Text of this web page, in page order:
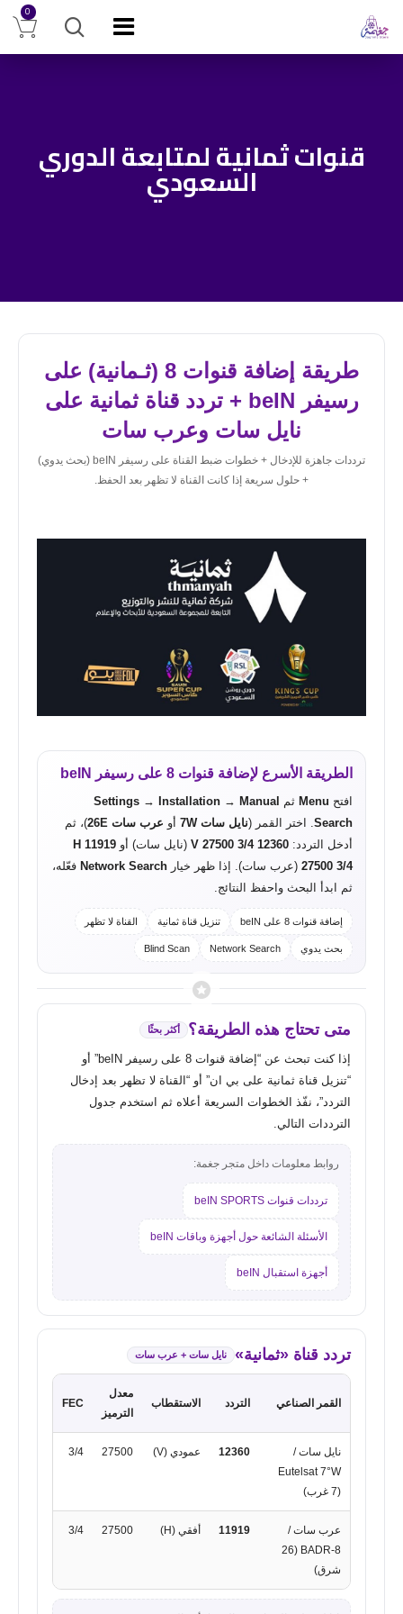
0
قنوات ثمانية لمتابعة الدوري
السعودي
طريقة إضافة قنوات 8 (ثـمانية) على
رسيفر beIN + تردد قناة ثمانية على
نايل سات وعرب سات
ترددات جاهزة للإدخال + خطوات ضبط القناة على رسيفر beIN (بحث يدوي)
+ حلول سريعة إذا كانت القناة لا تظهر بعد الحفظ.
الطريقة الأسرع لإضافة قنوات 8 على رسيفر beIN
افتح Menu ثم Settings → Installation → Manual
Search . اختر القمر (نايل سات 7W أو عرب سات 26E
)، ثم
أدخل التردد: 12360 V 27500 3/4 (نايل سات) أو
11919 H
27500 3/4 (عرب سات). إذا ظهر خيار Network Search فعّله،
ثم ابدأ البحث واحفظ النتائج.
إضافة قنوات 8 على beIN تنزيل قناة ثمانية القناة لا تظهر
بحث يدوي Network Search
Blind Scan
متى تحتاج هذه الطريقة؟ أكثر بحثًا
إذا كنت تبحث عن “إضافة قنوات 8 على رسيفر beIN” أو
“تنزيل قناة ثمانية على بي ان” أو “القناة لا تظهر بعد إدخال
التردد”، نفّذ الخطوات السريعة أعلاه ثم استخدم جدول
الترددات التالي.
روابط معلومات داخل متجر جغمة:
ترددات قنوات beIN SPORTS
الأسئلة الشائعة حول أجهزة وباقات beIN
أجهزة استقبال beIN
تردد قناة «ثمانية» نايل سات + عرب سات
القمر الصناعي التردد الاستقطاب
معدل
الترميز
FEC
نايل سات /
Eutelsat 7°W
(7 غرب)
12360 عمودي (V) 27500
3/4
عرب سات /
BADR-8 (26
شرق)
11919 أفقي (H) 27500
3/4